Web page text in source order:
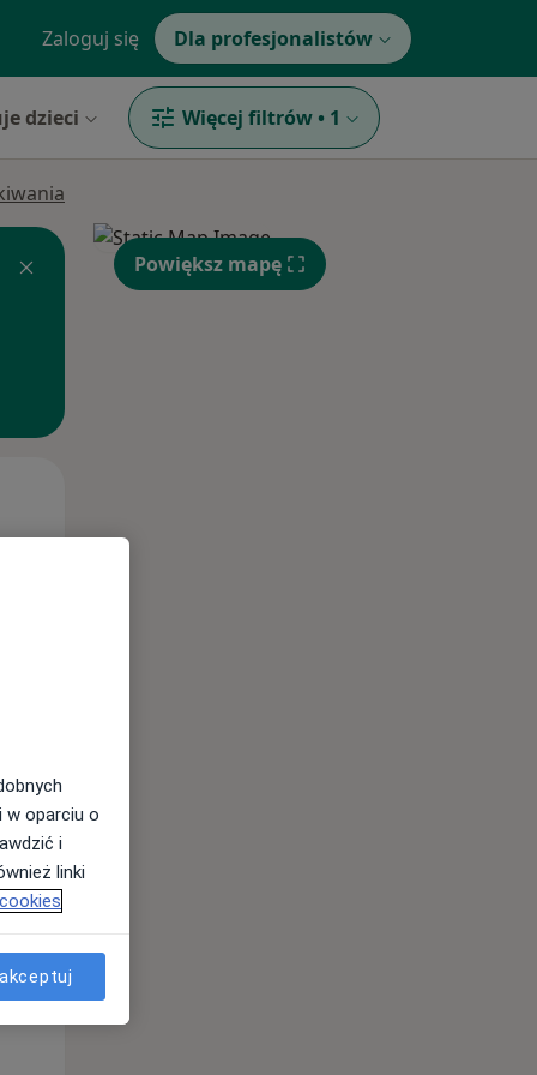
Zaloguj się Dla profesjonalistów
dzieci Więcej filtrów • 1
Śr,
12 Sie
Powiększ mapę
w oparciu o
i
linki